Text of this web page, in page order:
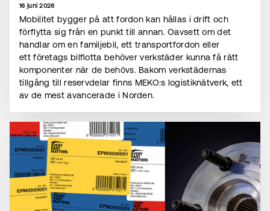
16 juni 2026
Mobilitet bygger på att fordon kan hållas i drift och
förflytta sig från en punkt till annan. Oavsett om det
handlar om en familjebil, ett transportfordon eller
ett företags bilflotta behöver verkstäder kunna få rätt
komponenter när de behövs. Bakom verkstädernas
tillgång till reservdelar finns MEKO:s logistiknätverk, ett
av de mest avancerade i Norden.